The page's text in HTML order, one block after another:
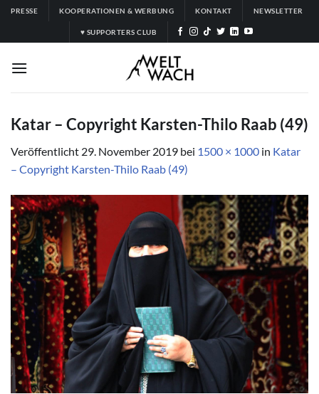
Zum
springen
PRESSE KOOPERATIONEN & WERBUNG KONTAKT NEWSLETTER
♥ SUPPORTERS CLUB
Katar – Copyright Karsten-Thilo Raab (49)
Veröffentlicht 29. November 2019 bei 1500 × 1000 in Katar
– Copyright Karsten-Thilo Raab (49)